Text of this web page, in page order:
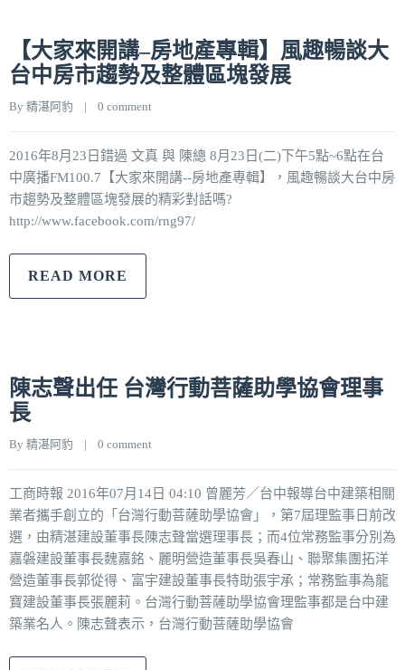
【大家來開講–房地產專輯】風趣暢談大
台中房市趨勢及整體區塊發展
By 精湛阿豹 | 0 comment
2016年8月23日錯過 文真 與 陳總 8月23日(二)下午5點~6點在台
中廣播FM100.7【大家來開講--房地產專輯】，風趣暢談大台中房
市趨勢及整體區塊發展的精彩對話嗎?
http://www.facebook.com/rng97/
READ MORE
陳志聲出任 台灣行動菩薩助學協會理事
長
By 精湛阿豹 | 0 comment
工商時報 2016年07月14日 04:10 曾麗芳／台中報導台中建築相關
業者攜手創立的「台灣行動菩薩助學協會」，第7屆理監事日前改
選，由精湛建設董事長陳志聲當選理事長；而4位常務監事分別為
嘉磐建設董事長魏嘉銘、麗明營造董事長吳春山、聯聚集團拓洋
營造董事長郭從得、富宇建設董事長特助張宇承；常務監事為龍
寶建設董事長張麗莉。台灣行動菩薩助學協會理監事都是台中建
築業名人。陳志聲表示，台灣行動菩薩助學協會